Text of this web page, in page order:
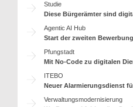
Studie
Diese Bürgerämter sind
Agentic AI Hub
Start der zweiten
Pfungstadt
Mit No-Code zu digitalen
ITEBO
Neuer Alarmierungsdienst
Verwaltungsmodernisierung